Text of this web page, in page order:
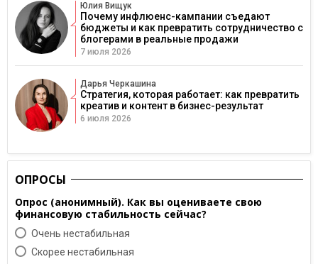
Юлия Вищук
Почему инфлюенс-кампании съедают
бюджеты и как превратить сотрудничество с
блогерами в реальные продажи
7 июля 2026
Дарья Черкашина
Стратегия, которая работает: как превратить
креатив и контент в бизнес-результат
6 июля 2026
ОПРОСЫ
Опрос (анонимный). Как вы оцениваете свою
финансовую стабильность сейчас?
Очень нестабильная
Скорее нестабильная